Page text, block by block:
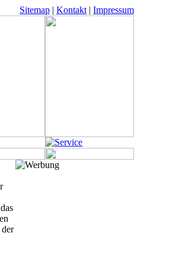
Sitemap | Kontakt | Impressum